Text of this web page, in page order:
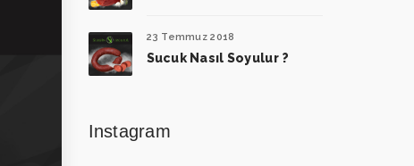
23 Temmuz 2018
Sucuk Nasıl Soyulur ?
Instagram